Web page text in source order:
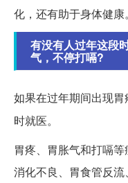
化，还有助于身体健康。
有没有人过年这段
气，不停打嗝?
如果在过年期间出现
时就医。
胃疼、胃胀气和打嗝
消化不良、胃食管反